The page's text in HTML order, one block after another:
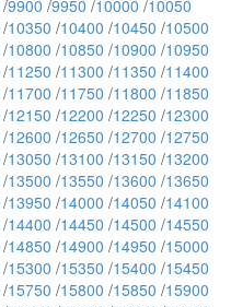
/9900 /9950 /10000 /10050
/10350 /10400 /10450 /10500
/10800 /10850 /10900 /10950
/11250 /11300 /11350 /11400
/11700 /11750 /11800 /11850
/12150 /12200 /12250 /12300
/12600 /12650 /12700 /12750
/13050 /13100 /13150 /13200
/13500 /13550 /13600 /13650
/13950 /14000 /14050 /14100
/14400 /14450 /14500 /14550
/14850 /14900 /14950 /15000
/15300 /15350 /15400 /15450
/15750 /15800 /15850 /15900